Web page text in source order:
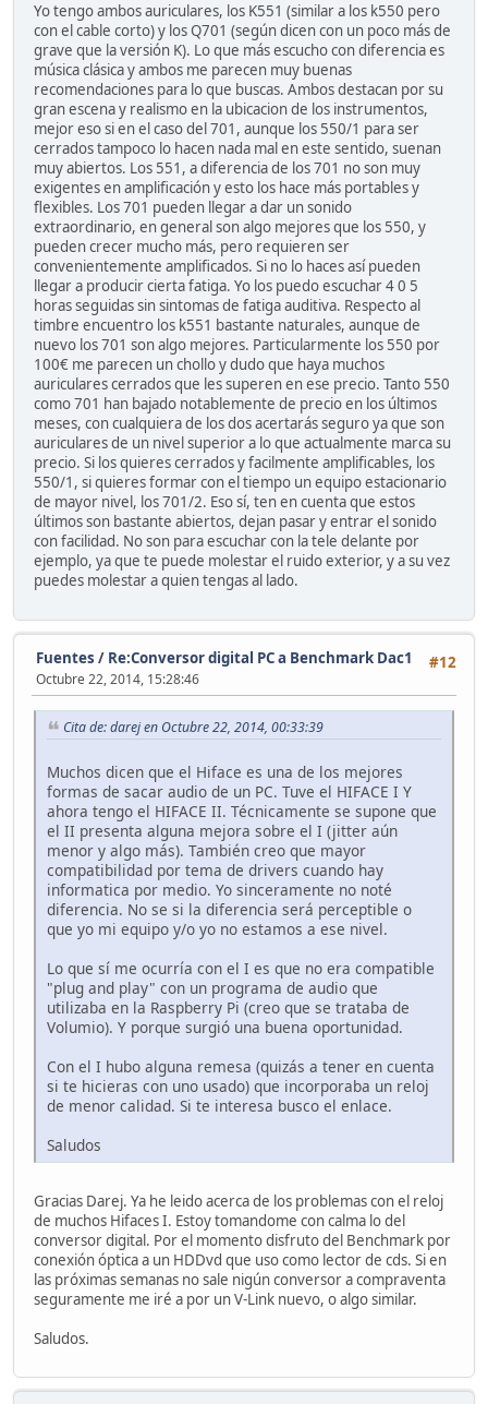
Yo tengo ambos auriculares, los K551 (similar a los k550 pero
con el cable corto) y los Q701 (según dicen con un poco más de
grave que la versión K). Lo que más escucho con diferencia es
música clásica y ambos me parecen muy buenas
recomendaciones para lo que buscas. Ambos destacan por su
gran escena y realismo en la ubicacion de los instrumentos,
mejor eso si en el caso del 701, aunque los 550/1 para ser
cerrados tampoco lo hacen nada mal en este sentido, suenan
muy abiertos. Los 551, a diferencia de los 701 no son muy
exigentes en amplificación y esto los hace más portables y
flexibles. Los 701 pueden llegar a dar un sonido
extraordinario, en general son algo mejores que los 550, y
pueden crecer mucho más, pero requieren ser
convenientemente amplificados. Si no lo haces así pueden
llegar a producir cierta fatiga. Yo los puedo escuchar 4 0 5
horas seguidas sin sintomas de fatiga auditiva. Respecto al
timbre encuentro los k551 bastante naturales, aunque de
nuevo los 701 son algo mejores. Particularmente los 550 por
100€ me parecen un chollo y dudo que haya muchos
auriculares cerrados que les superen en ese precio. Tanto 550
como 701 han bajado notablemente de precio en los últimos
meses, con cualquiera de los dos acertarás seguro ya que son
auriculares de un nivel superior a lo que actualmente marca su
precio. Si los quieres cerrados y facilmente amplificables, los
550/1, si quieres formar con el tiempo un equipo estacionario
de mayor nivel, los 701/2. Eso sí, ten en cuenta que estos
últimos son bastante abiertos, dejan pasar y entrar el sonido
con facilidad. No son para escuchar con la tele delante por
ejemplo, ya que te puede molestar el ruido exterior, y a su vez
puedes molestar a quien tengas al lado.
#12
Fuentes / Re:Conversor digital PC a Benchmark Dac1
Octubre 22, 2014, 15:28:46
Cita de: darej en Octubre 22, 2014, 00:33:39
Muchos dicen que el Hiface es una de los mejores
formas de sacar audio de un PC. Tuve el HIFACE I Y
ahora tengo el HIFACE II. Técnicamente se supone que
el II presenta alguna mejora sobre el I (jitter aún
menor y algo más). También creo que mayor
compatibilidad por tema de drivers cuando hay
informatica por medio. Yo sinceramente no noté
diferencia. No se si la diferencia será perceptible o
que yo mi equipo y/o yo no estamos a ese nivel.
Lo que sí me ocurría con el I es que no era compatible
"plug and play" con un programa de audio que
utilizaba en la Raspberry Pi (creo que se trataba de
Volumio). Y porque surgió una buena oportunidad.
Con el I hubo alguna remesa (quizás a tener en cuenta
si te hicieras con uno usado) que incorporaba un reloj
de menor calidad. Si te interesa busco el enlace.
Saludos
Gracias Darej. Ya he leido acerca de los problemas con el reloj
de muchos Hifaces I. Estoy tomandome con calma lo del
conversor digital. Por el momento disfruto del Benchmark por
conexión óptica a un HDDvd que uso como lector de cds. Si en
las próximas semanas no sale nigún conversor a compraventa
seguramente me iré a por un V-Link nuevo, o algo similar.
Saludos.